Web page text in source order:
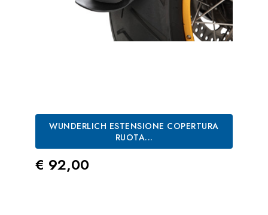
WUNDERLICH ESTENSIONE COPERTURA
RUOTA...
Prezzo
€ 92,00